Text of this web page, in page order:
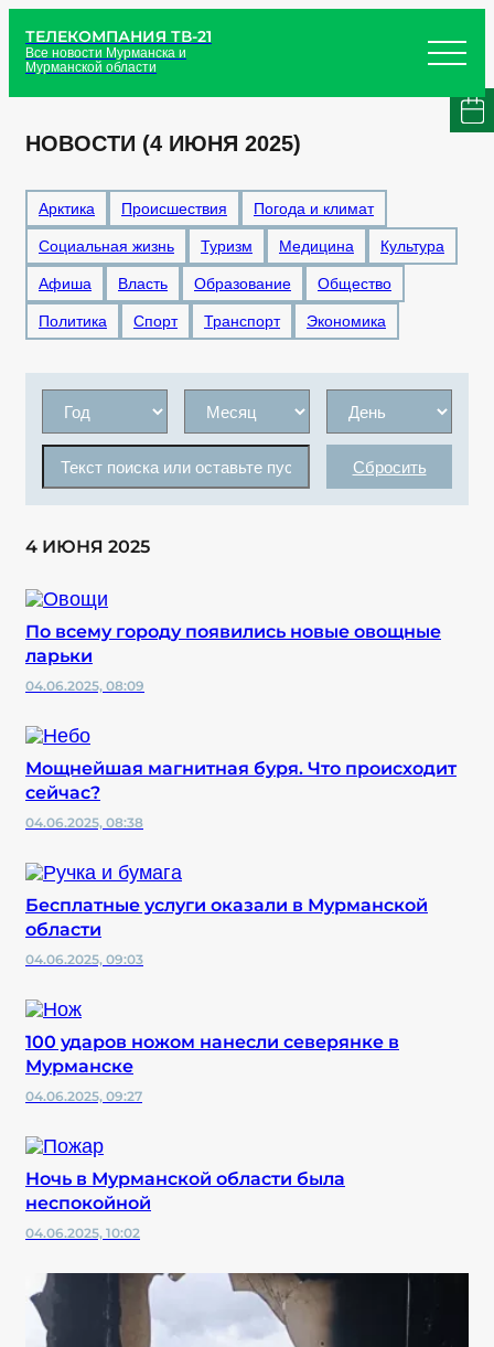
ТЕЛЕКОМПАНИЯ ТВ-21
Все новости Мурманска и
Мурманской области
НОВОСТИ (4 ИЮНЯ 2025)
Арктика Происшествия Погода и климат
Социальная жизнь Туризм Медицина Культура
Афиша Власть Образование Общество
Политика Спорт Транспорт Экономика
Сбросить
4 ИЮНЯ 2025
По всему городу появились новые овощные
ларьки
04.06.2025, 08:09
Мощнейшая магнитная буря. Что происходит
сейчас?
04.06.2025, 08:38
Бесплатные услуги оказали в Мурманской
области
04.06.2025, 09:03
100 ударов ножом нанесли северянке в
Мурманске
04.06.2025, 09:27
Ночь в Мурманской области была
неспокойной
04.06.2025, 10:02